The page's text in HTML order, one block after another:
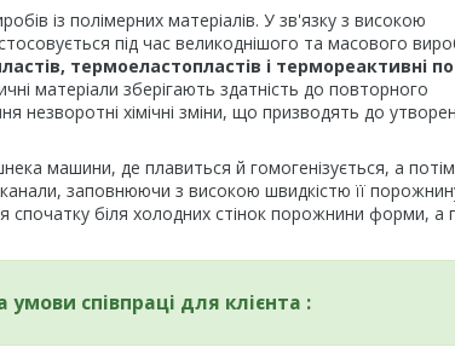
із полімерних матеріалів. У зв'язку з високою
під час великоднішого та масового
термоеластопластів і термореактивні
матеріали зберігають здатність до повторного
незворотні хімічні зміни, що призводять до
машини, де плавиться й гомогенізується, а потім
заповнюючи з високою швидкістю її
спочатку біля холодних стінок порожнини форми, а
співпраці для клієнта :